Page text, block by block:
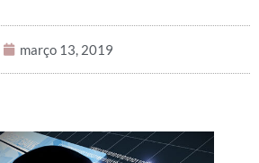
março 13, 2019